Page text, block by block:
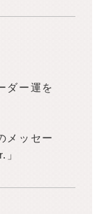
ダー運を
メッセー